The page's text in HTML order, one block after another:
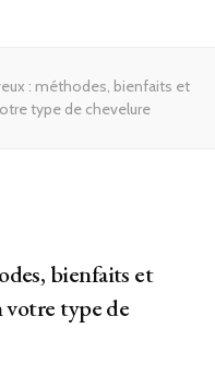
: méthodes, bienfaits et
type de chevelure
bienfaits et
votre type de